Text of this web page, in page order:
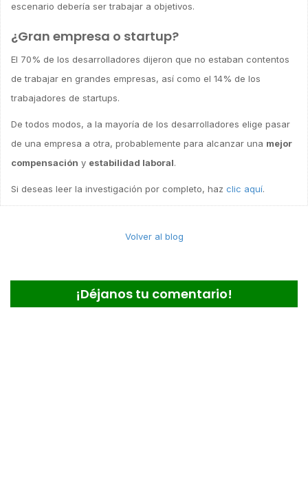
escenario debería ser trabajar a objetivos.
¿Gran empresa o startup?
El 70% de los desarrolladores dijeron que no estaban contentos
de trabajar en grandes empresas, así como el 14% de los
trabajadores de startups.
De todos modos, a la mayoría de los desarrolladores elige pasar
de una empresa a otra, probablemente para alcanzar una mejor
compensación y estabilidad laboral.
Si deseas leer la investigación por completo, haz clic aquí.
Volver al blog
¡Déjanos tu comentario!